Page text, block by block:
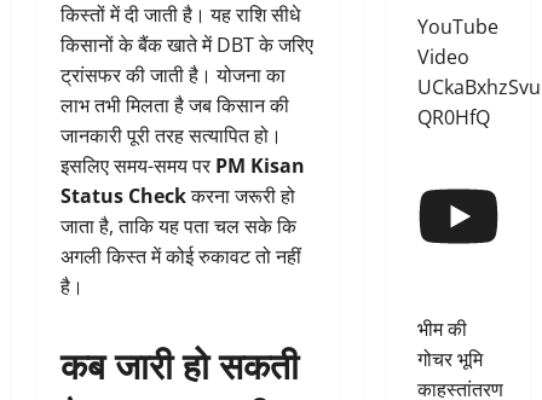
किस्तों में दी जाती है। यह राशि सीधे
किसानों के बैंक खाते में DBT के जरिए
ट्रांसफर की जाती है। योजना का
लाभ तभी मिलता है जब किसान की
जानकारी पूरी तरह सत्यापित हो।
इसलिए समय-समय पर PM Kisan
Status Checkकरना जरूरी हो
जाता है, ताकि यह पता चल सके कि
अगली किस्त में कोई रुकावट तो नहीं
है।
कब जारी हो सकती
YouTube
Video
QR0HfQ
भीम की
गोचर भूमि
काहस्तांतरण